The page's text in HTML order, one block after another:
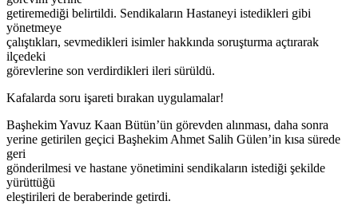
getiremediği belirtildi. Sendikaların Hastaneyi istedikleri gibi
yönetmeye
çalıştıkları, sevmedikleri isimler hakkında soruşturma açtırarak
ilçedeki
görevlerine son verdirdikleri ileri sürüldü.
Kafalarda soru işareti bırakan uygulamalar!
Başhekim Yavuz Kaan Bütün’ün görevden alınması, daha sonra
yerine getirilen geçici Başhekim Ahmet Salih Gülen’in kısa sürede
geri
gönderilmesi ve hastane yönetimini sendikaların istediği şekilde
yürüttüğü
eleştirileri de beraberinde getirdi.